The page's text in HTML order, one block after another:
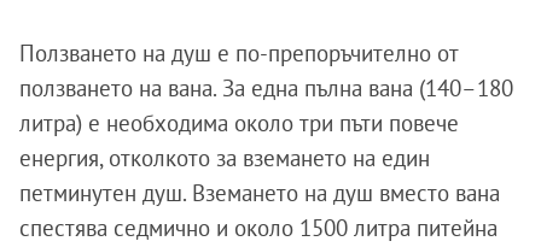
Ползването на душ е по-препоръчително от
ползването на вана. За една пълна вана (140–180
литра) е необходима около три пъти повече
енергия, отколкото за вземането на един
петминутен душ. Вземането на душ вместо вана
спестява седмично и около 1500 литра питейна